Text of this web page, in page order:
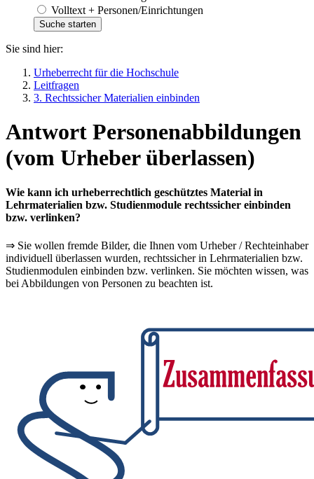
Volltext + Personen/Einrichtungen
Sie sind hier:
Urheberrecht für die Hochschule
Leitfragen
3. Rechtssicher Materialien einbinden
Antwort Personenabbildungen
(vom Urheber überlassen)
Wie kann ich urheberrechtlich geschütztes Material in
Lehrmaterialien bzw. Studienmodule rechtssicher einbinden
bzw. verlinken?
⇒ Sie wollen fremde Bilder, die Ihnen vom Urheber / Rechteinhaber
individuell überlassen wurden, rechtssicher in Lehrmaterialien bzw.
Studienmodulen einbinden bzw. verlinken. Sie möchten wissen, was
bei Abbildungen von Personen zu beachten ist.